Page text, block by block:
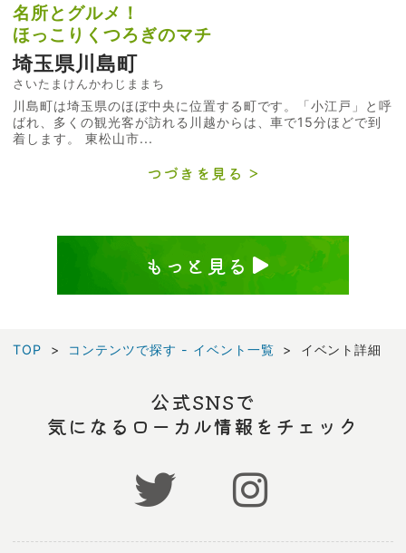
名所とグルメ！
ほっこりくつろぎのマチ
埼玉県川島町
さいたまけんかわじままち
川島町は埼玉県のほぼ中央に位置する町です。「小江戸」と呼
ばれ、多くの観光客が訪れる川越からは、車で15分ほどで到
着します。 東松山市...
つづきを見る
もっと見る
TOP コンテンツで探す - イベント一覧 イベント詳細
公式SNSで
気になるローカル情報をチェック